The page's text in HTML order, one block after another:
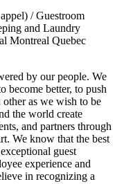
/ Guestroom
and Laundry
Montreal Quebec
by our people. We
become better, to push
other as we wish to be
the world create
and partners through
We know that the best
guest
experience and
in recognizing a